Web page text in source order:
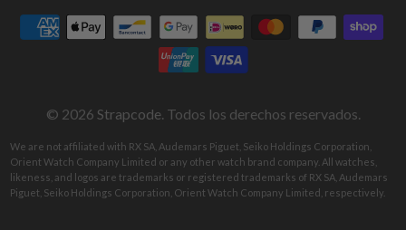
Facebook
Instagram
PinterestTumblr
TwitterYouTube
© 2026 Strapcode. Todos los derechos reservados.
We are not affiliated with RX SA, Audemars Piguet, Seiko Holdings Corporation,
Orient Watch Company Limited or any other watch brand company. All watches,
likeness, and logos are trademarks or registered trademarks of RX SA, Audemars
Piguet, Seiko Holdings Corporation, Orient Watch Company Limited, respectively.